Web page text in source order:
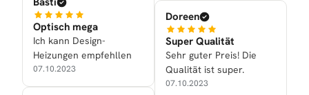
ganze Team!
Optisch mega
Ich kann Design-
Heizungen empfehllen
07.10.2023
Doreen
Super Qualität
Sehr guter Preis! Die
Qualität ist super.
07.10.2023